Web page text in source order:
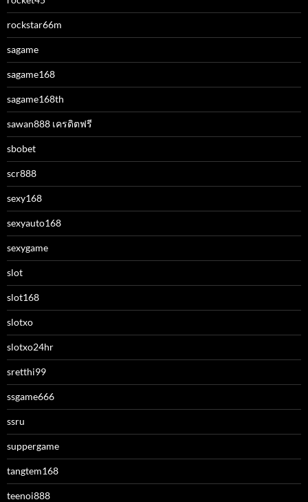
rockstar66m
sagame
sagame168
sagame168th
sawan888 เครดิตฟรี
sbobet
scr888
sexy168
sexyauto168
sexygame
slot
slot168
slotxo
slotxo24hr
sretthi99
ssgame666
ssru
suppergame
tangtem168
teenoi888